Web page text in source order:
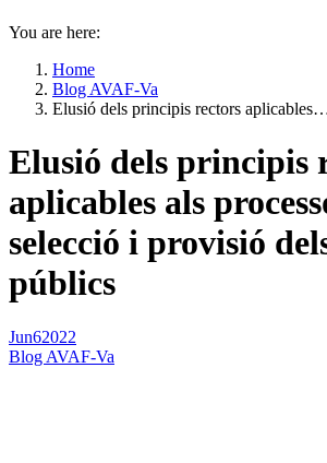
You are here:
Home
Blog AVAF-Va
Elusió dels principis rectors
Elusió dels principis
aplicables als
selecció i provisió
públics
Jun62022
Blog AVAF-Va